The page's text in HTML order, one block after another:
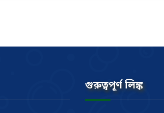
গুরুত্বপূর্ণ লিঙ্ক